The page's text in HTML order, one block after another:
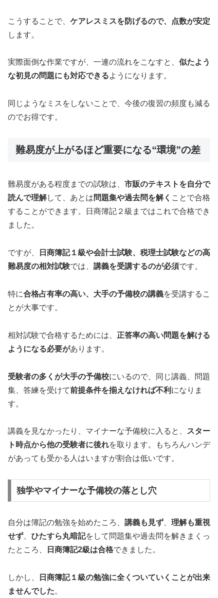
こうすることで、 ケアレスミスを防げるので、点数が安定
します。
実際面倒な作業ですが、一連の流れをこなすと、 似たよう
な初見の問題にも対応できるようになります。
同じようなミスをしないことで、今後の復習の頻度も減る
のでお得です。
難易度が上がるほど重要になる“環境”の差
難易度がある程度までの試験は、 市販のテキストを自分で
読んで理解して、あとは問題集や過去問を解く ことで合格
することができます。日商簿記２級まではこれで合格でき
ました。
ですが、
日商簿記１級や会計士試験、税理士試験などの高
難易度の相対試験では、 講義を受講するのが必須です。
特に合格占有率の高い、大手の予備校の講義を受講するこ
とが大事です。
相対試験で合格するためには、 正答率の高い問題を解ける
ようになる必要があります。
受験者の多くが大手の予備校にいるので、同じ講義、問題
集、答練を受けて前提条件を揃えなければ不利 になりま
す。
講義を見なかったり、マイナーな予備校に入ると、 スター
ト時点から他の受験者に後れを取ります。もちろんハンデ
があっても受かる人はいますが割合は低いです。
独学やマイナーな予備校の落とし穴
自分は簿記の勉強を始めたころ、 講義も見ず
理解も重視
せず
ひたすら丸暗記をして問題集や過去問を解きまくっ
たところ、
日商簿記2級は合格できました。
しかし、
日商簿記１級の勉強に全くついていくことが出来
ませんでした。